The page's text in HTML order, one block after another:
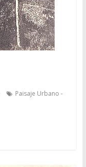
Paisaje Urbano -